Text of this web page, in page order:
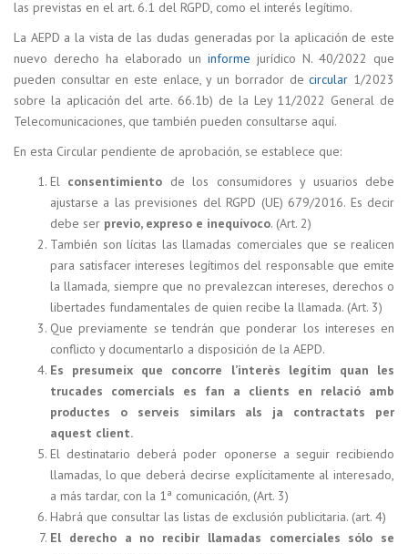
las previstas en el art. 6.1 del RGPD, como el interés legítimo.
La AEPD a la vista de las dudas generadas por la aplicación de este
nuevo derecho ha elaborado un informe jurídico N. 40/2022 que
pueden consultar en este enlace, y un borrador decircular 1/2023
sobre la aplicación del arte. 66.1b) de la Ley 11/2022 General de
Telecomunicaciones, que también pueden consultarse aquí.
En esta Circular pendiente de aprobación, se establece que:
El consentimiento de los consumidores y usuarios debe
ajustarse a las previsiones del RGPD (UE) 679/2016. Es decir
debe ser previo, expreso e inequívoco. (Art. 2)
También son lícitas las llamadas comerciales que se realicen
para satisfacer intereses legítimos del responsable que emite
la llamada, siempre que no prevalezcan intereses, derechos o
libertades fundamentales de quien recibe la llamada. (Art. 3)
Que previamente se tendrán que ponderar los intereses en
conflicto y documentarlo a disposición de la AEPD.
Es presumeix que concorre l’interès legítim quan les
trucades comercials es fan a clients en relació amb
productes o serveis similars als ja contractats per
aquest client.
El destinatario deberá poder oponerse a seguir recibiendo
llamadas, lo que deberá decirse explícitamente al interesado,
a más tardar, con la 1ª comunicación, (Art. 3)
Habrá que consultar las listas de exclusión publicitaria. (art. 4)
El derecho a no recibir llamadas comerciales sólo se